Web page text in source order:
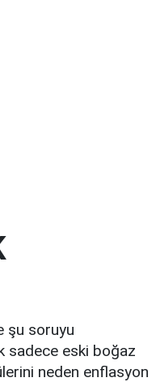
şu soruyu
sadece eski boğaz
neden enflasyon